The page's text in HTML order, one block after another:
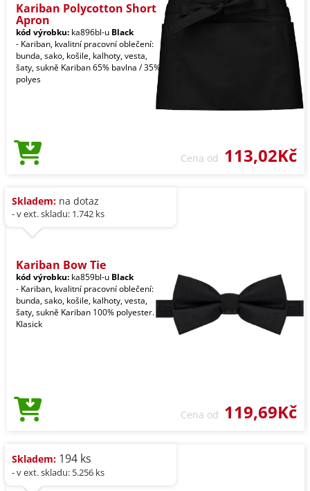
Kariban Polycotton Short
Apron
kód výrobku: ka896bl-u Black
- Kariban, kvalitní pracovní oblečení:
bunda, sako, košile, kalhoty, vesta,
šaty, sukně Kariban 65% bavlna / 35%
polyes
Cena od 113,02Kč
Skladem: na dotaz
- v ext. skladu: 1.742 ks
Kariban Bow Tie
kód výrobku: ka859bl-u Black
- Kariban, kvalitní pracovní oblečení:
bunda, sako, košile, kalhoty, vesta,
šaty, sukně Kariban 100% polyester.
Klasick
Cena od 119,69Kč
Skladem: 194 ks
- v ext. skladu: 5.256 ks